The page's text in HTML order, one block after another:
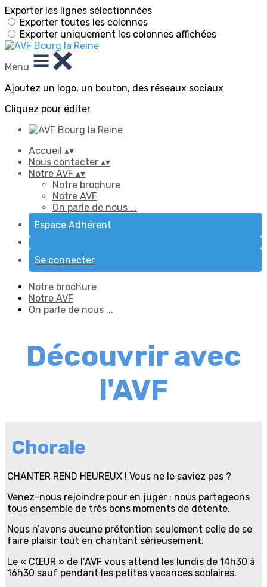
Exporter les lignes sélectionnées
Exporter toutes les colonnes
Exporter uniquement les colonnes affichées
Menu
Ajoutez un logo, un bouton, des réseaux sociaux
Cliquez pour éditer
Accueil ▴▾
Nous contacter ▴▾
Notre AVF ▴▾
Notre brochure
Notre AVF
On parle de nous ...
Espace Adhérent
Se connecter
Notre brochure
Notre AVF
On parle de nous ...
Découvrir avec
l'AVF
Chorale
CHANTER REND HEUREUX ! Vous ne le saviez pas ?
Venez-nous rejoindre pour en juger ; nous partageons
tous ensemble de très bons moments de détente.
Nous n’avons aucune prétention seulement celle de se
faire plaisir tout en chantant sérieusement.
Le « CŒUR » de l’AVF vous attend les lundis de 14h30 à
16h30 sauf pendant les petites vacances scolaires.